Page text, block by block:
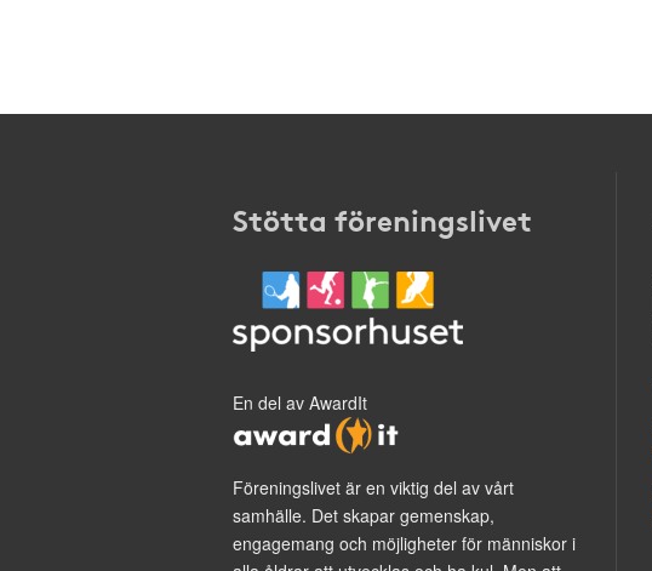
Stötta föreningslivet
En del av AwardIt
Föreningslivet är en viktig del av vårt
samhälle. Det skapar gemenskap,
engagemang och möjligheter för människor i